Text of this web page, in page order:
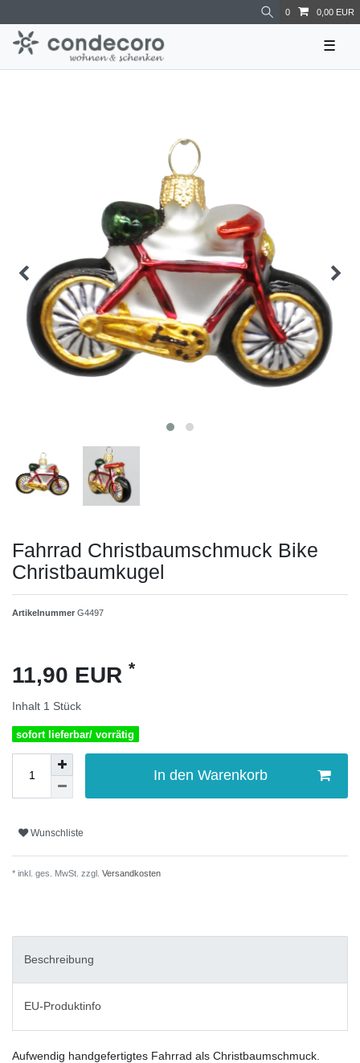
0 0,00 EUR
☰
Fahrrad Christbaumschmuck Bike
Christbaumkugel
Artikelnummer G4497
11,90 EUR *
Inhalt 1 Stück
sofort lieferbar/ vorrätig
In den Warenkorb
Wunschliste
* inkl. ges. MwSt. zzgl. Versandkosten
Beschreibung
EU-Produktinfo
Aufwendig handgefertigtes Fahrrad als Christbaumschmuck.